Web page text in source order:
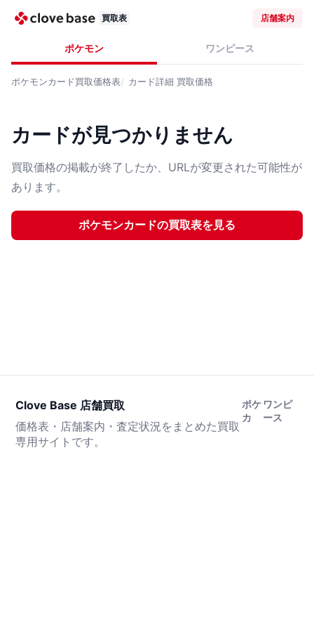
買取表 店舗案内
ポケモン ワンピース
ポケモンカード買取価格表 カード詳細 買取価格
カードが見つかりません
買取価格の掲載が終了したか、URLが変更された可能性が
あります。
ポケモンカードの買取表を見る
Clove Base 店舗買取
価格表・店舗案内・査定状況をまとめた買取
専用サイトです。
ポケ
カ
ワンピ
ース